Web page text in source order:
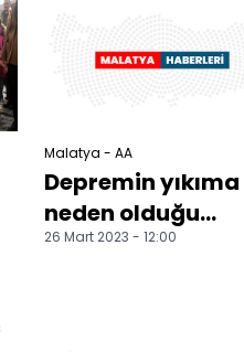
Malatya - AA
Depremin yıkıma
neden olduğu
Malatya'nın 8
26 Mart 2023 - 12:00